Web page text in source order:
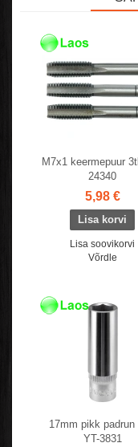
M7x1 keermepuur
24340
5,98 €
Lisa soovikorvi
Võrdle
17mm pikk padrun
YT-3831